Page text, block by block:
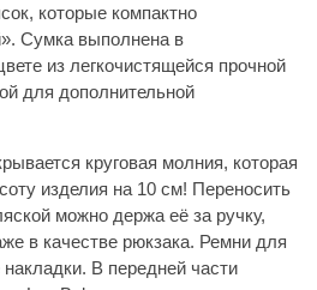
которые компактно
Сумка выполнена в
из легкочистящейся прочной
для дополнительной
круговая молния, которая
изделия на 10 см! Переносить
можно держа её за ручку,
в качестве рюкзака. Ремни для
В передней части